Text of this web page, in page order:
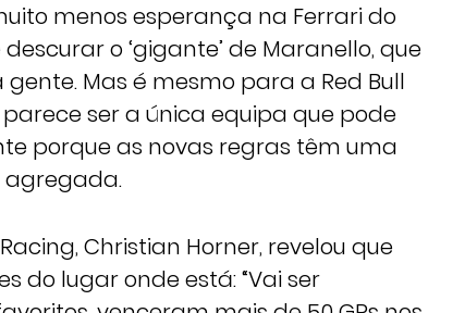
menos esperança na Ferrari do
o ‘gigante’ de Maranello, que
Mas é mesmo para a Red Bull
ser a única equipa que pode
porque as novas regras têm uma
Christian Horner, revelou que
do lugar onde está: “Vai ser